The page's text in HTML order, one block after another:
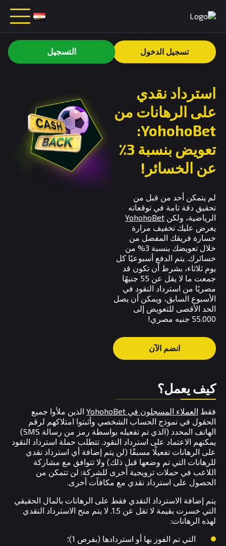
تسجيل الدخول التسجيل
استرداد نقدي
على الرهانات من
YohohoBet:
تعويض بنسبة 3٪
عن الخسائر!
لم يتمكن أحد من قبل من
تحقيق دقة تامة في توقعاته
الرياضية، ولكن YohohoBet
يعرض عليك تخفيف مرارة
خسارة فريقك المفضل من
خلال تعويضك بنسبة 3% من
خسائرك. يتم الدفع أسبوعيًا كل
يوم ثلاثاء، بشرط أن تكون قد
جمعت ما لا يقل عن 55 جنيهًا
مصريًا من استرداد النقود في
الأسبوع السابق، ويمكن أن يصل
الحد الأقصى للتعويض إلى
55.000 جنيه مصري!
انضم الآن
كيف يعمل؟
فقط العملاء المسجلون في YohohoBet
الذين ملأوا جميع
الحقول في نموذج الحساب الشخصي وأثبتوا امتلاكهم لرقم
الهاتف المحدد (الذي تم تفعيله بواسطة رمز من رسالة SMS)
يمكنهم الاعتماد على استرداد النقود. تتطلب حملة استرداد النقود
على الرهانات تفعيلًا مسبقًا (لن يتم إضافة أي استرداد نقدي
للرهانات التي تم وضعها قبل ذلك) ولا تتوافق مع مشاركة
اللاعب في حملات ترويجية أخرى للشركة: لن تتمكن من
الحصول على استرداد نقدي مع مكافآت أخرى.
يتم إضافة الاسترداد النقدي فقط على الرهانات بالمال الحقيقي
التي خسرت بقيمة لا تقل عن 1.5. لا يتم منح الاسترداد النقدي
لهذه الرهانات:
التي تم الفوز بها أو استردادها (بفرص 1)؛